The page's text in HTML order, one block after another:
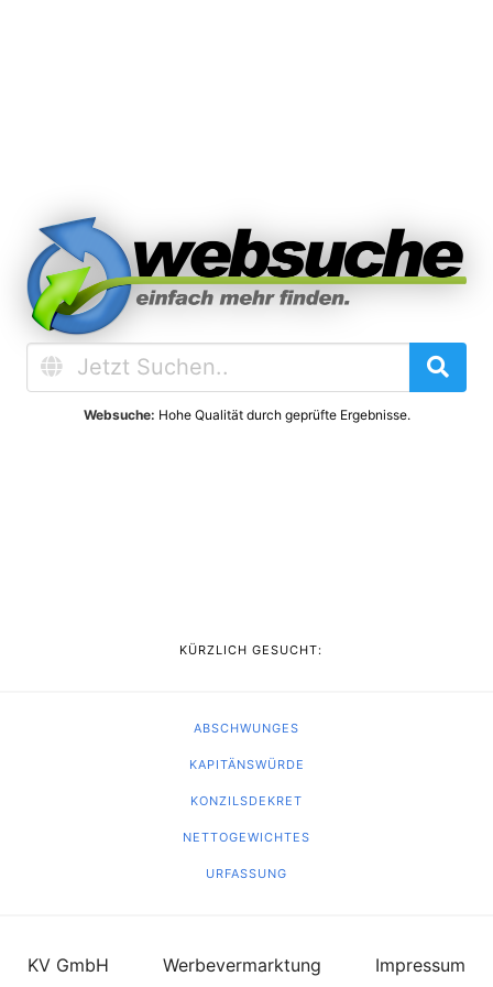
Websuche: Hohe Qualität durch geprüfte Ergebnisse.
KÜRZLICH GESUCHT:
ABSCHWUNGES
KAPITÄNSWÜRDE
KONZILSDEKRET
NETTOGEWICHTES
URFASSUNG
KV GmbH Werbevermarktung Impressum